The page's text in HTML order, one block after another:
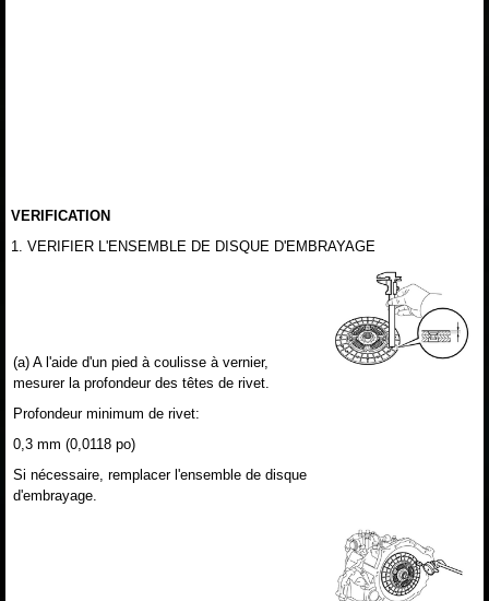
VERIFICATION
1. VERIFIER L'ENSEMBLE DE DISQUE D'EMBRAYAGE
(a) A l'aide d'un pied à coulisse à vernier,
mesurer la profondeur des têtes de rivet.
Profondeur minimum de rivet:
0,3 mm (0,0118 po)
Si nécessaire, remplacer l'ensemble de disque
d'embrayage.